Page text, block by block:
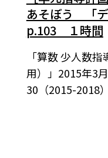
あそぼう 「
p.103 １時間
「算数 少人数
用）」2015年3
30（2015-2018